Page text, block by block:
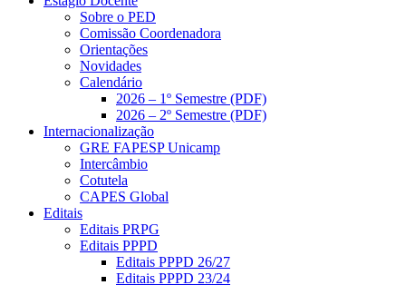
Sobre o PED
Comissão Coordenadora
Orientações
Novidades
Calendário
2026 – 1º Semestre (PDF)
2026 – 2º Semestre (PDF)
Internacionalização
GRE FAPESP Unicamp
Intercâmbio
Cotutela
CAPES Global
Editais
Editais PRPG
Editais PPPD
Editais PPPD 26/27
Editais PPPD 23/24